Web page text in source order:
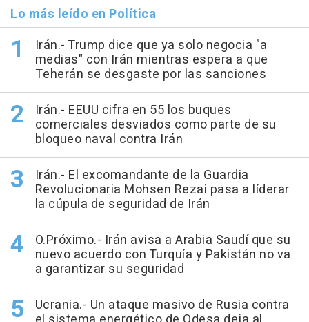
Lo más leído en Política
Irán.- Trump dice que ya solo negocia "a
medias" con Irán mientras espera a que
Teherán se desgaste por las sanciones
Irán.- EEUU cifra en 55 los buques
comerciales desviados como parte de su
bloqueo naval contra Irán
Irán.- El excomandante de la Guardia
Revolucionaria Mohsen Rezai pasa a líderar
la cúpula de seguridad de Irán
O.Próximo.- Irán avisa a Arabia Saudí que su
nuevo acuerdo con Turquía y Pakistán no va
a garantizar su seguridad
Ucrania.- Un ataque masivo de Rusia contra